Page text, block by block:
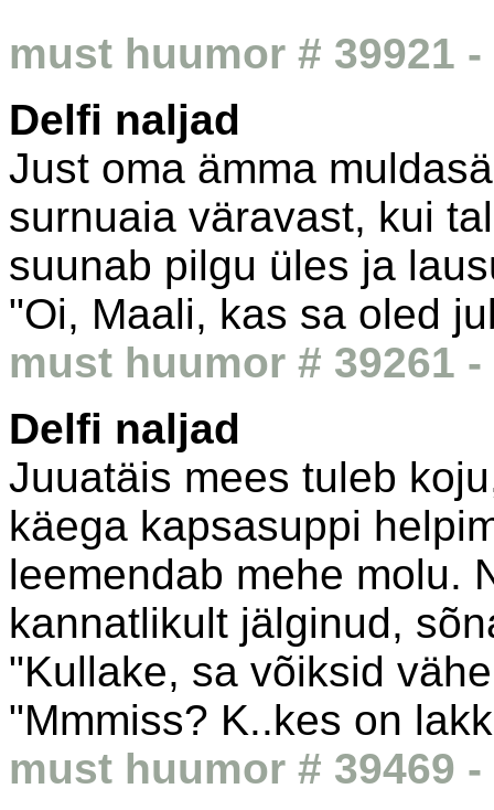
must huumor # 39921 -
Delfi naljad
Just oma ämma
surnuaia väravast, kui
suunab pilgu üles ja
"Oi, Maali, kas sa oled
must huumor # 39261 -
Delfi naljad
Juuatäis mees tuleb
käega kapsasuppi
leemendab mehe molu.
kannatlikult jälginud,
"Kullake, sa võiksid
"Mmmiss? K..kes on
must huumor # 39469 -